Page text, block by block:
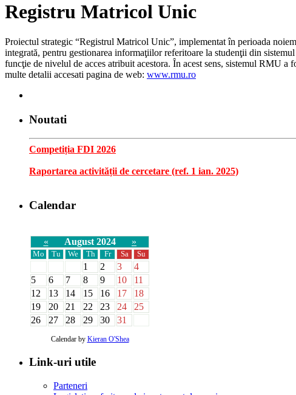
Registru Matricol Unic
Proiectul strategic “Registrul Matricol Unic”, implementat în perioada
integrată, pentru gestionarea informaţiilor referitoare la studenţii din
funcţie de nivelul de acces atribuit acestora. Ȋn acest sens, sistemul RMU
multe detalii accesati pagina de web: www.rmu.ro
Noutati
Competiția FDI 2026
Raportarea activității de cercetare (ref. 1 ian. 2025)
Calendar
« August 2024 »
Mo Tu We Th Fr Sa Su
1 2 3
4
5
6 7 8 9 10
11
12
13 14 15 16 17
18
19
20 21 22 23 24
25
26
27 28 29 30 31
Calendar by Kieran O'Shea
Link-uri utile
Parteneri